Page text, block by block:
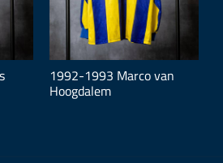
1992-1993 Marco van
Hoogdalem